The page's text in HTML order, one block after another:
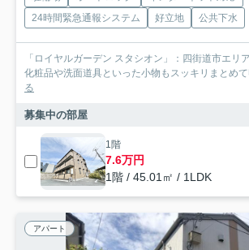
24時間緊急通報システム
好立地 公共下水
「ロイヤルガーデン スタシオン」：四街道市エリ
化粧品や洗面道具といった小物もスッキリまとめ
る
募集中の部屋
1階
7.6万円
1階 / 45.01㎡ / 1LDK
アパート